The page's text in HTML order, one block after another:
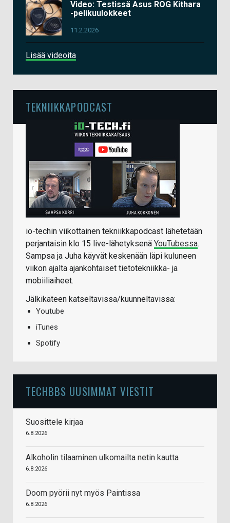
Video: Testissä Asus ROG Kithara
-pelikuulokkeet
11.2.2026
Lisää videoita
TEKNIIKKAPODCAST
io-techin viikottainen tekniikkapodcast lähetetään
perjantaisin klo 15 live-lähetyksenä YouTubessa.
Sampsa ja Juha käyvät keskenään läpi kuluneen
viikon ajalta ajankohtaiset tietotekniikka- ja
mobiiliaiheet.
Jälkikäteen katseltavissa/kuunneltavissa:
Youtube
iTunes
Spotify
TECHBBS UUSIMMAT VIESTIT
Suosittele kirjaa
6.8.2026
Alkoholin tilaaminen ulkomailta netin kautta
6.8.2026
Doom pyörii nyt myös Paintissa
6.8.2026